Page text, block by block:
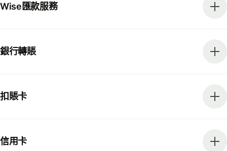
Wise匯款服務
銀行轉賬
扣賬卡
信用卡